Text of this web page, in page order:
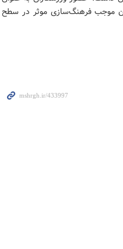
موجب فرهنگ‌سازی موثر در سطح